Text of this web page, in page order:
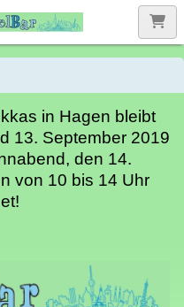
in Hagen bleibt
13. September 2019
den 14.
von 10 bis 14 Uhr